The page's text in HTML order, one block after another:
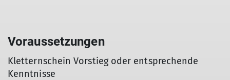
Voraussetzungen
Kletternschein Vorstieg oder entsprechende
Kenntnisse